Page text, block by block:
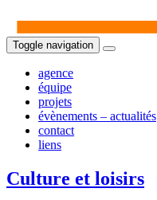
Toggle navigation
agence
équipe
projets
évènements – actualités
contact
liens
Culture et loisirs